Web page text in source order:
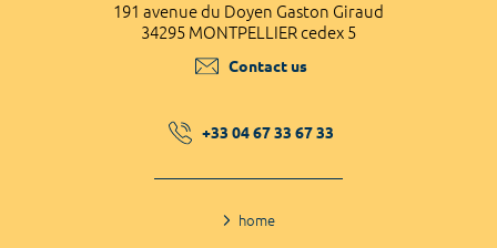
191 avenue du Doyen Gaston Giraud
34295 MONTPELLIER cedex 5
Contact us
+33 04 67 33 67 33
home